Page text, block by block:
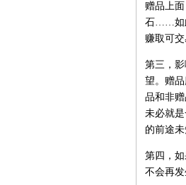
赠品上
石……如
赚取可
第三，
望。赠
品和非
未必就
的前途未
第四，
不会再